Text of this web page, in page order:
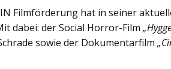
Filmförderung hat in seiner
dabei: der Social Horror-Film
sowie der Dokumentarfilm